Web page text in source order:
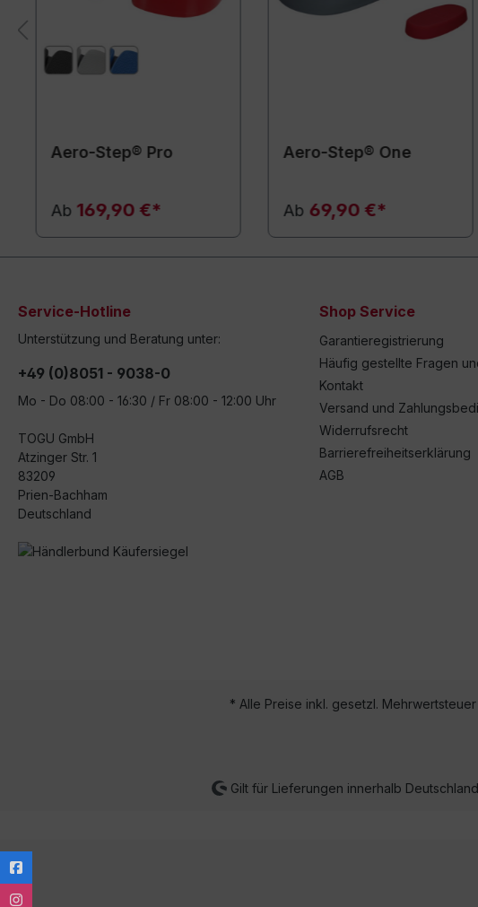
Aero-Step® Pro
Ab 169,90 €*
Aero-Step® One
Ab 69,90 €*
Service-Hotline
Unterstützung und Beratung unter:
+49 (0)8051 - 9038-0
Mo - Do 08:00 - 16:30 / Fr 08:00 - 12:00 Uhr
TOGU GmbH
Atzinger Str. 1
83209
Prien-Bachham
Deutschland
Shop Service
Garantieregistrierung
Häufig gestellte Fragen
Kontakt
Versand und
Widerrufsrecht
Barrierefreiheitserklärung
AGB
* Alle Preise inkl. gesetzl.
Gilt für Lieferungen innerhalb